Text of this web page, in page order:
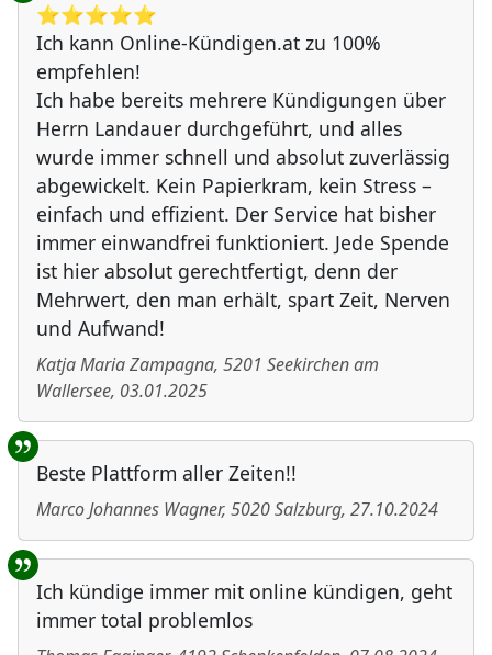
⭐️⭐️⭐️⭐️⭐️
Ich kann Online-Kündigen.at zu 100%
empfehlen!
Ich habe bereits mehrere Kündigungen über
Herrn Landauer durchgeführt, und alles
wurde immer schnell und absolut zuverlässig
abgewickelt. Kein Papierkram, kein Stress –
einfach und effizient. Der Service hat bisher
immer einwandfrei funktioniert. Jede Spende
ist hier absolut gerechtfertigt, denn der
Mehrwert, den man erhält, spart Zeit, Nerven
und Aufwand!
Katja Maria Zampagna, 5201 Seekirchen am
Wallersee, 03.01.2025
Beste Plattform aller Zeiten!!
Marco Johannes Wagner, 5020Salzburg, 27.10.2024
Ich kündige immer mit online kündigen, geht
immer total problemlos